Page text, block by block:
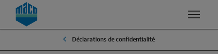
Zum Inhalt
Zum Inhaltsverzeichnis
Zur Hautpnavigation
COMPÉTENCES
PRODUITS ET SERVICES
ENTREPRISE
CONTACT
Déclarations de confidentialité